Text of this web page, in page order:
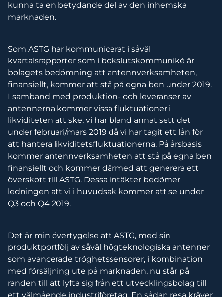
kunna ta en betydande del av den inhemska
marknaden.
Som ASTG har kommunicerat i såväl
kvartalsrapporter som i bokslutskommuniké är
bolagets bedömning att antennverksamheten,
finansiellt, kommer att stå på egna ben under 2019.
I samband med produktion- och leveranser av
antennerna kommer vissa fluktuationer i
likviditeten att ske, vi har bland annat sett det
under februari/mars 2019 då vi har tagit ett lån för
att hantera likviditetsfluktuationerna. På årsbasis
kommer antennverksamheten att stå på egna ben
finansiellt och kommer därmed att generera ett
överskott till ASTG. Dessa intäkter bedömer
ledningen att vi i huvudsak kommer att se under
Q3 och Q4 2019.
Det är min övertygelse att ASTG, med sin
produktportfölj av såväl högteknologiska antenner
som avancerade tröghetssensorer, i kombination
med försäljning ute på marknaden, nu står på
randen till att lyfta sig från ett utvecklingsbolag till
ett välmående industriföretag. En sådan resa kräver